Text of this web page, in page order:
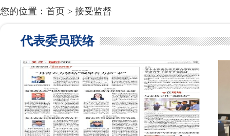
您的位置： 首页 > 接受监督
代表委员联络